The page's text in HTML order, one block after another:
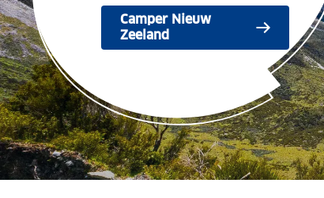
Camper Nieuw
Zeeland